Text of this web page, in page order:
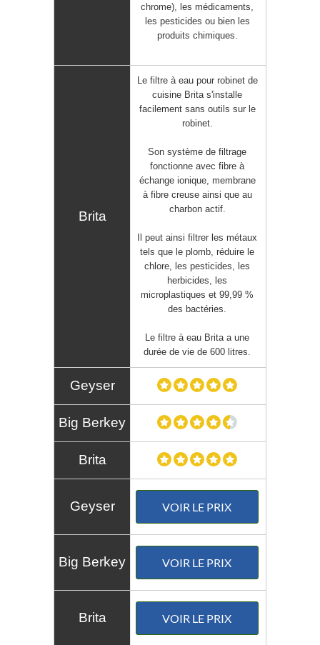
chrome), les médicaments,
les pesticides ou bien les
produits chimiques.
Le filtre à eau pour robinet de
cuisine Brita s'installe
facilement sans outils sur le
robinet.
Sonsystème de filtrage
fonctionne avec fibre à
échange ionique, membrane
à fibre creuse ainsi que au
charbon actif.
Il peut ainsifiltrer les métaux
tels que le plomb, réduire le
chlore, les pesticides, les
herbicides, les
microplastiques et 99,99 %
des bactéries.
Lefiltre à eau Brita a une
durée de vie de 600 litres.
VOIR LE PRIX
VOIR LE PRIX
VOIR LE PRIX